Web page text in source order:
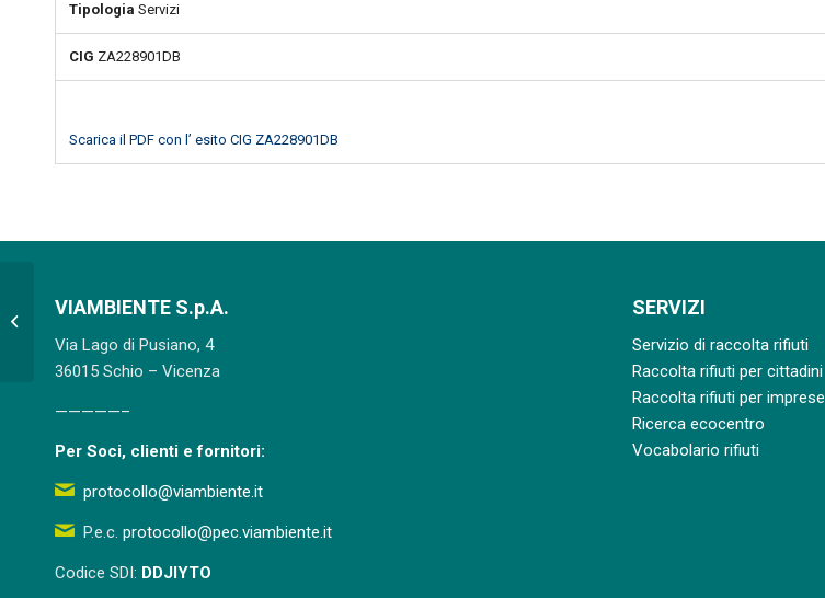
Tipologia Servizi
CIG ZA228901DB
Scarica il PDF con l’ esito CIG ZA228901DB
VIAMBIENTE S.p.A.
Via Lago di Pusiano, 4
36015 Schio – Vicenza
—————–
Per Soci, clienti e fornitori:
protocollo@viambiente.it
P.e.c. protocollo@pec.viambiente.it
Codice SDI: DDJIYTO
SERVIZI
Servizio di raccolta rifiuti
Raccolta rifiuti per cittadini
Raccolta rifiuti per imprese
Ricerca ecocentro
Vocabolario rifiuti
Appalto incarico professionale per la
Coordinamento...